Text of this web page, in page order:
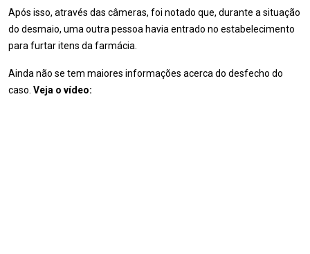
Após isso, através das câmeras, foi notado que, durante a situação
do desmaio, uma outra pessoa havia entrado no estabelecimento
para furtar itens da farmácia.
Ainda não se tem maiores informações acerca do desfecho do
caso. Veja o vídeo: